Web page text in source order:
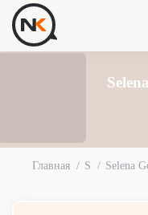
Главная S Selena